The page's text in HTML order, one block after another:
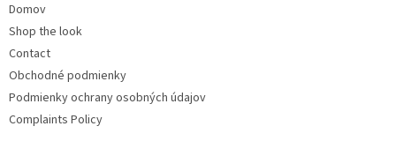
Domov
Shop the look
Contact
Obchodné podmienky
Podmienky ochrany osobných údajov
Complaints Policy